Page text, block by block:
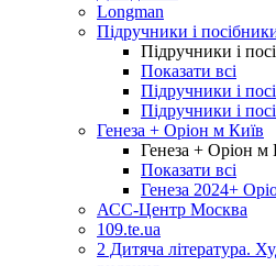
Longman
Підручники і
Підручники і
Показати всі
Підручники і
Підручники і
Генеза + Оріон м Київ
Генеза + Оріон м
Показати всі
Генеза 2024+
АСС-Центр Москва
109.te.ua
2 Дитяча література.